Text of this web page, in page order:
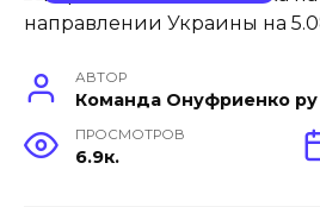
АВТОР
Команда Онуфриенко ру
ПРОСМОТРОВ
6.9к.